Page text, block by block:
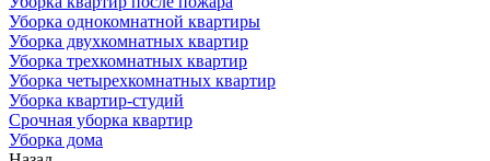
Уборка однокомнатной квартиры
Уборка двухкомнатных квартир
Уборка трехкомнатных квартир
Уборка четырехкомнатных квартир
Уборка квартир-студий
Срочная уборка квартир
Уборка дома